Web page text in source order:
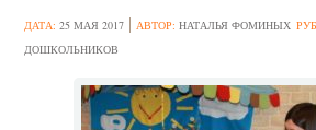
ДАТА:25 МАЯ 2017 АВТОР:НАТАЛЬЯ ФОМИНЫХ
ДОШКОЛЬНИКОВ